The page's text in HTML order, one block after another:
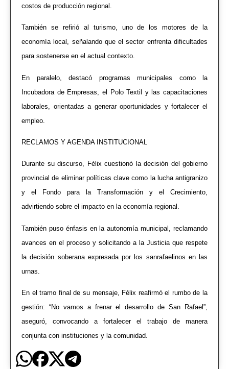
costos de producción regional.
También se refirió al turismo, uno de los motores de la
economía local, señalando que el sector enfrenta dificultades
para sostenerse en el actual contexto.
En paralelo, destacó programas municipales como la
Incubadora de Empresas, el Polo Textil y las capacitaciones
laborales, orientadas a generar oportunidades y fortalecer el
empleo.
RECLAMOS Y AGENDA INSTITUCIONAL
Durante su discurso, Félix cuestionó la decisión del gobierno
provincial de eliminar políticas clave como la lucha antigranizo
y el Fondo para la Transformación y el Crecimiento,
advirtiendo sobre el impacto en la economía regional.
También puso énfasis en la autonomía municipal, reclamando
avances en el proceso y solicitando a la Justicia que respete
la decisión soberana expresada por los sanrafaelinos en las
urnas.
En el tramo final de su mensaje, Félix reafirmó el rumbo de la
gestión: “No vamos a frenar el desarrollo de San Rafael”,
aseguró, convocando a fortalecer el trabajo de manera
conjunta con instituciones y la comunidad.